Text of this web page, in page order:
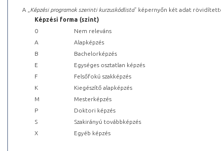
A „ Képzési programok szerinti kurzuskódlista” képernyőn két adat
Képzési forma (szint)
0
Nem releváns
A
Alapképzés
B
Bachelorképzés
E
Egységes osztatlan képzés
F
Felsőfokú szakképzés
K
Kiegészítő alapképzés
M
Mesterképzés
P
Doktori képzés
S
Szakirányú továbbképzés
X
Egyéb képzés